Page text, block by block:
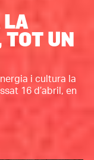
LA
UN
i cultura la
16 d’abril, en